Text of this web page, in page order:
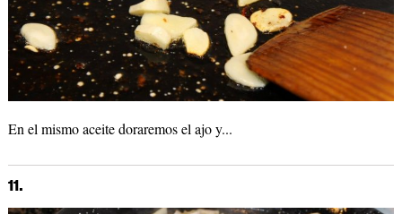
En el mismo aceite doraremos el ajo y...
11.